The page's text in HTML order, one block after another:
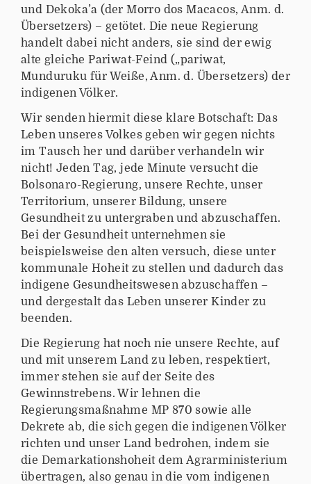
und Dekoka’a (der Morro dos Macacos, Anm. d.
Übersetzers) – getötet. Die neue Regierung
handelt dabei nicht anders, sie sind der ewig
alte gleiche Pariwat-Feind („pariwat,
Munduruku für Weiße, Anm. d. Übersetzers) der
indigenen Völker.
Wir senden hiermit diese klare Botschaft: Das
Leben unseres Volkes geben wir gegen nichts
im Tausch her und darüber verhandeln wir
nicht! Jeden Tag, jede Minute versucht die
Bolsonaro-Regierung, unsere Rechte, unser
Territorium, unserer Bildung, unsere
Gesundheit zu untergraben und abzuschaffen.
Bei der Gesundheit unternehmen sie
beispielsweise den alten versuch, diese unter
kommunale Hoheit zu stellen und dadurch das
indigene Gesundheitswesen abzuschaffen –
und dergestalt das Leben unserer Kinder zu
beenden.
Die Regierung hat noch nie unsere Rechte, auf
und mit unserem Land zu leben, respektiert,
immer stehen sie auf der Seite des
Gewinnstrebens. Wir lehnen die
Regierungsmaßnahme MP 870 sowie alle
Dekrete ab, die sich gegen die indigenen Völker
richten und unser Land bedrohen, indem sie
die Demarkationshoheit dem Agrarministerium
übertragen, also genau in die vom indigenen